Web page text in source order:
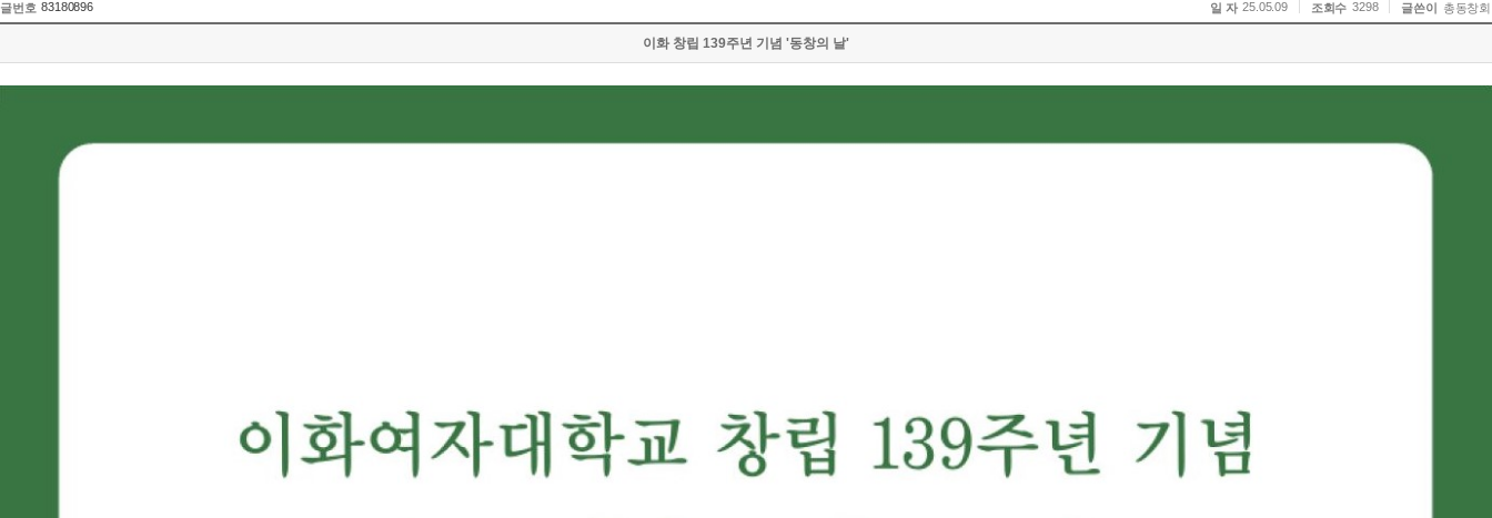
글번호 83180896 일 자 25.05.09 조회수 3298 글쓴이 총동창회
이화 창립 139주년 기념 '동창의 날'